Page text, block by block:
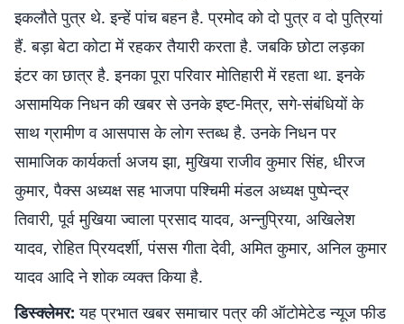
इकलौते पुत्र थे. इन्हें पांच बहन है. प्रमोद को दो पुत्र व दो पुत्रियां
हैं. बड़ा बेटा कोटा में रहकर तैयारी करता है. जबकि छोटा लड़का
इंटर का छात्र है. इनका पूरा परिवार मोतिहारी में रहता था. इनके
असामयिक निधन की खबर से उनके इष्ट-मित्र, सगे-संबंधियों के
साथ ग्रामीण व आसपास के लोग स्तब्ध है. उनके निधन पर
सामाजिक कार्यकर्ता अजय झा, मुखिया राजीव कुमार सिंह, धीरज
कुमार, पैक्स अध्यक्ष सह भाजपा पश्चिमी मंडल अध्यक्ष पुष्पेन्द्र
तिवारी, पूर्व मुखिया ज्वाला प्रसाद यादव, अन्नुप्रिया, अखिलेश
यादव, रोहित प्रियदर्शी, पंसस गीता देवी, अमित कुमार, अनिल कुमार
यादव आदि ने शोक व्यक्त किया है.
डिस्क्लेमर: यह प्रभात खबर समाचार पत्र की ऑटोमेटेड न्यूज फीड